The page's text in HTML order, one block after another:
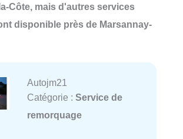
Côte, mais d'autres services
disponible près de Marsannay-
Autojm21
Catégorie : Service de
remorquage